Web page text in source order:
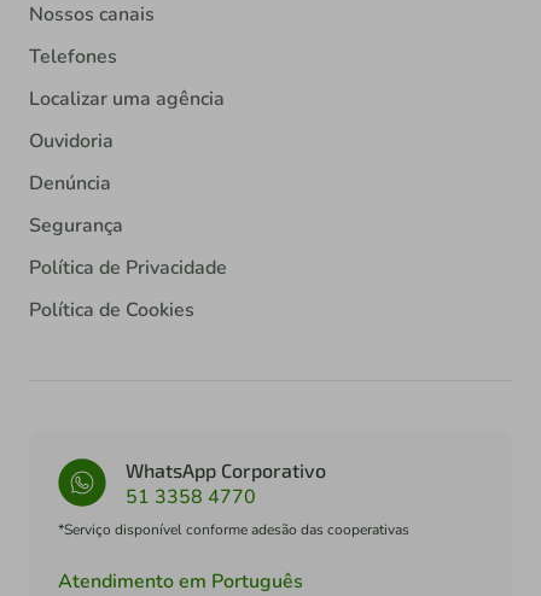
Nossos canais
Telefones
Localizar uma agência
Ouvidoria
Denúncia
Segurança
Política de Privacidade
Política de Cookies
WhatsApp Corporativo
51 3358 4770
*Serviço disponível conforme adesão das cooperativas
Atendimento em Português